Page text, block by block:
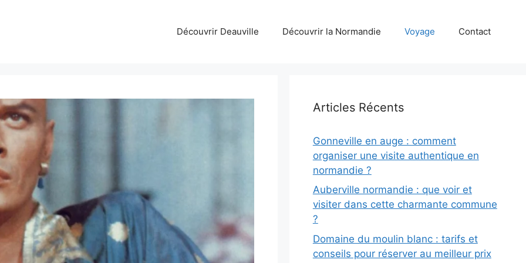
Découvrir Deauville Découvrir la Normandie Voyage Contact
Articles Récents
Gonneville en auge : comment
organiser une visite authentique en
normandie ?
Auberville normandie : que voir et
visiter dans cette charmante commune
?
Domaine du moulin blanc : tarifs et
conseils pour réserver au meilleur prix